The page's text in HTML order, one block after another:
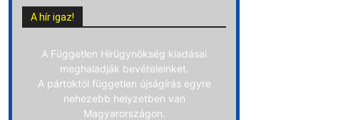
A hír igaz!
A Független Hírügynökség kiadásai
meghaladják bevételeinket.
A pártoktól független újságírás egyre
nehezebb helyzetben van
Magyarországon.